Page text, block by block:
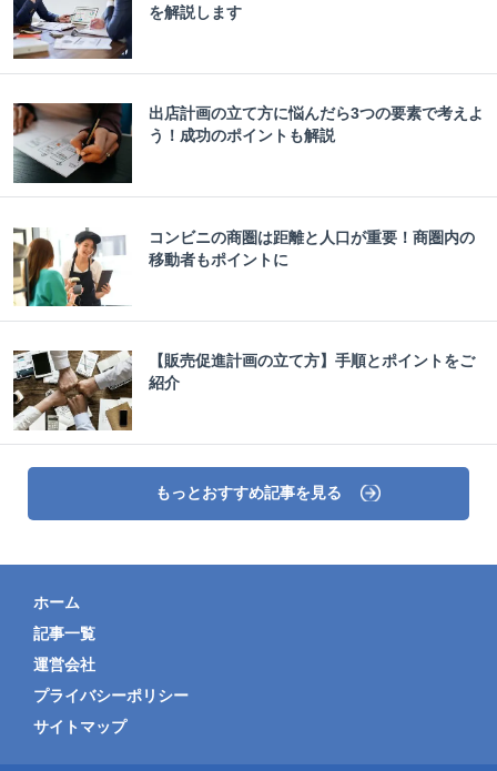
を解説します
出店計画の立て方に悩んだら3つの要素で考えよ
う！成功のポイントも解説
コンビニの商圏は距離と人口が重要！商圏内の
移動者もポイントに
【販売促進計画の立て方】手順とポイントをご
紹介
もっとおすすめ記事を見る
ホーム
記事一覧
運営会社
プライバシーポリシー
サイトマップ